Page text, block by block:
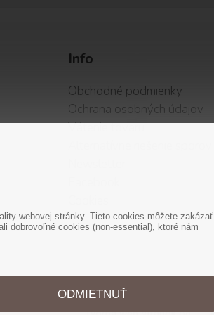
Info
Obchodné podmienky
Ochrana osobných údajov
Vátenie tovaru
webovej stránky. Tieto cookies môžete zakázať
dobrovoľné cookies (non-essential), ktoré nám
ODMIETNUŤ